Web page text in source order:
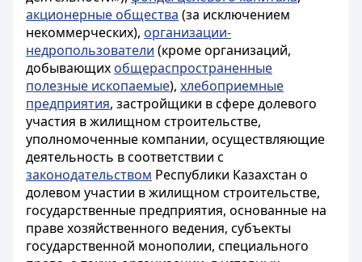
акционерные общества (за исключением
некоммерческих), организации-
недропользователи (кроме организаций,
добывающих общераспространенные
полезные ископаемые), хлебоприемные
предприятия, застройщики в сфере долевого
участия в жилищном строительстве,
уполномоченные компании, осуществляющие
деятельность в соответствии с
законодательством Республики Казахстан о
долевом участии в жилищном строительстве,
государственные предприятия, основанные на
праве хозяйственного ведения, субъекты
государственной монополии, специального